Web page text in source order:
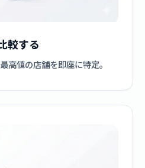
較する
高値の店舗を即座に特定。